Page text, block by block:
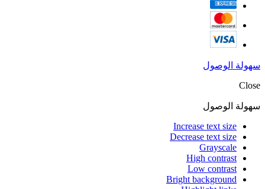
سهولة الوصول
Close
سهولة الوصول
Increase text size
Decrease text size
Grayscale
High contrast
Low contrast
Bright background